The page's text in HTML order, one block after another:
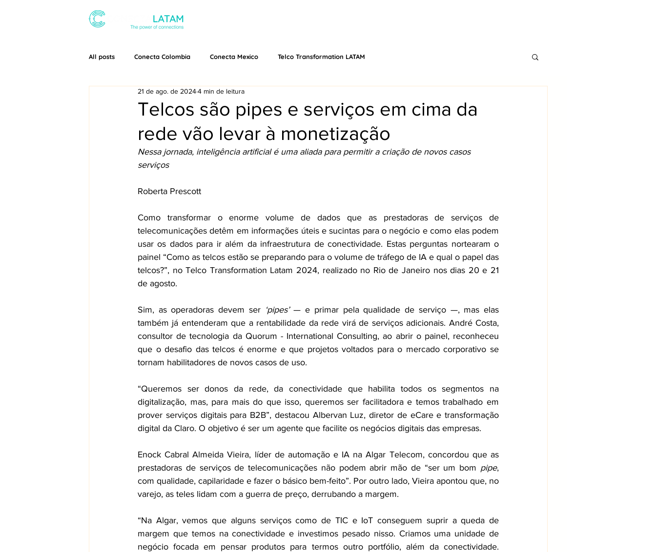
All posts Conecta Colombia Conecta Mexico Telco Transformation LATAM
Telcos são pipes e serviços em cima da
rede vão levar à monetização
21 de ago. de 20244 min de leitura
Nessa jornada, inteligência artificial é uma aliada para permitir a criação de novos casos
serviços
Roberta Prescott
Como transformar o enorme volume de dados que as prestadoras de serviços de
telecomunicações detêm em informações úteis e sucintas para o negócio e como elas podem
usar os dados para ir além da infraestrutura de conectividade. Estas perguntas nortearam o
painel “Como as telcos estão se preparando para o volume de tráfego de IA e qual o papel das
telcos?”, no Telco Transformation Latam 2024, realizado no Rio de Janeiro nos dias 20 e 21
de agosto.
Sim, as operadoras devem ser ‘pipes’ — e primar pela qualidade de serviço —, mas elas
também já entenderam que a rentabilidade da rede virá de serviços adicionais. André Costa,
consultor de tecnologia da Quorum - International Consulting, ao abrir o painel, reconheceu
que o desafio das telcos é enorme e que projetos voltados para o mercado corporativo se
tornam habilitadores de novos casos de uso.
“Queremos ser donos da rede, da conectividade que habilita todos os segmentos na
digitalização, mas, para mais do que isso, queremos ser facilitadora e temos trabalhado em
prover serviços digitais para B2B”, destacou Albervan Luz, diretor de eCare e transformação
digital da Claro. O objetivo é ser um agente que facilite os negócios digitais das empresas.
Enock Cabral Almeida Vieira, líder de automação e IA na Algar Telecom, concordou que as
prestadoras de serviços de telecomunicações não podem abrir mão de “ser um bom pipe,
com qualidade, capilaridade e fazer o básico bem-feito”. Por outro lado, Vieira apontou que, no
varejo, as teles lidam com a guerra de preço, derrubando a margem.
“Na Algar, vemos que alguns serviços como de TIC e IoT conseguem suprir a queda de
margem que temos na conectividade e investimos pesado nisso. Criamos uma unidade de
negócio focada em pensar produtos para termos outro portfólio, além da conectividade.